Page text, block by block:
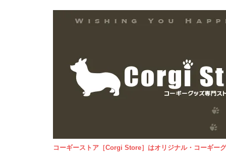
コーギーストア［Corgi Store］はオリジナル・コーギー